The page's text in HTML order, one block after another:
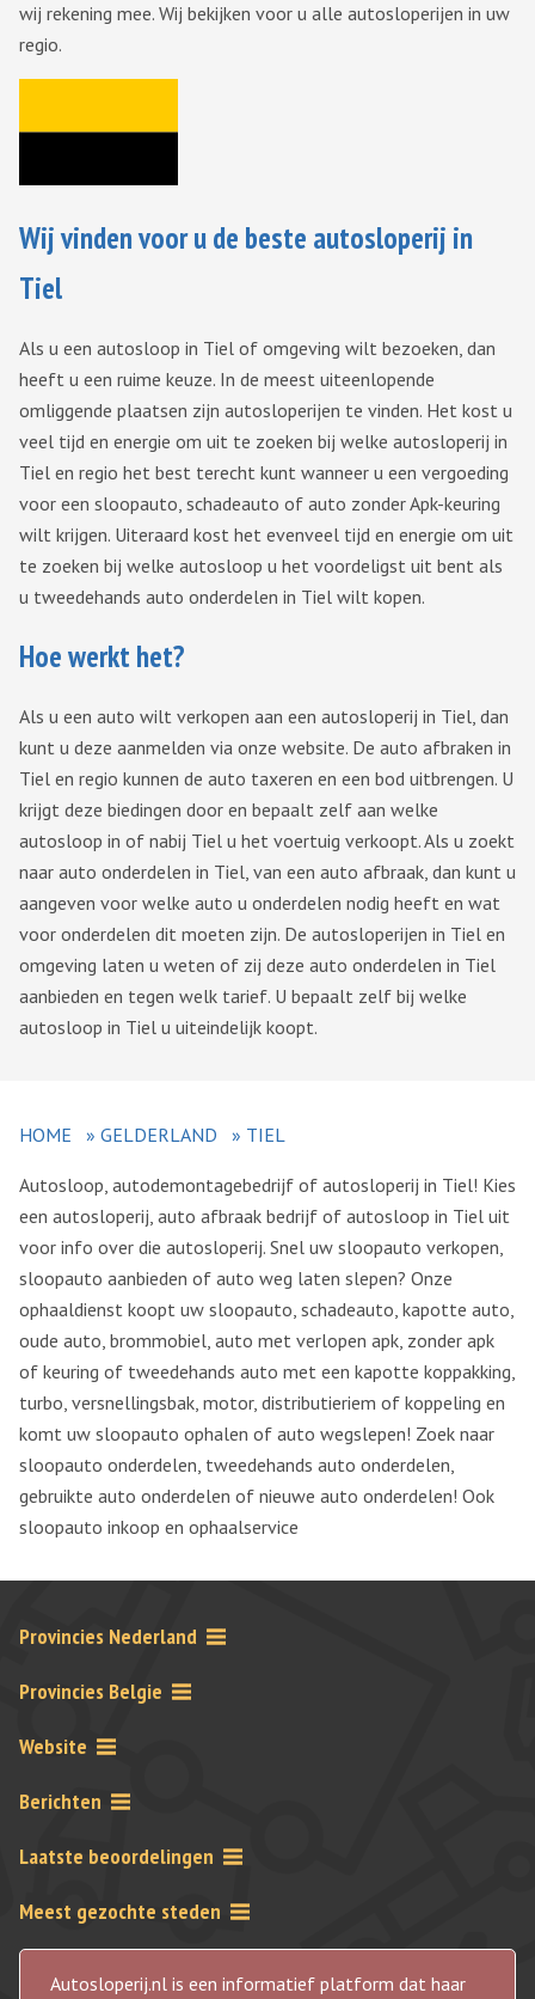
wij rekening mee. Wij bekijken voor u alle autosloperijen in uw
regio.
Wij vinden voor u de beste autosloperij in
Tiel
Als u een autosloop in Tiel of omgeving wilt bezoeken, dan
heeft u een ruime keuze. In de meest uiteenlopende
omliggende plaatsen zijn autosloperijen te vinden. Het kost u
veel tijd en energie om uit te zoeken bij welke autosloperij in
Tiel en regio het best terecht kunt wanneer u een vergoeding
voor een sloopauto, schadeauto of auto zonder Apk-keuring
wilt krijgen. Uiteraard kost het evenveel tijd en energie om uit
te zoeken bij welke autosloop u het voordeligst uit bent als
u tweedehands auto onderdelen in Tiel wilt kopen.
Hoe werkt het?
Als u een auto wilt verkopen aan een autosloperij in Tiel, dan
kunt u deze aanmelden via onze website. De auto afbraken in
Tiel en regio kunnen de auto taxeren en een bod uitbrengen. U
krijgt deze biedingen door en bepaalt zelf aan welke
autosloop in of nabij Tiel u het voertuig verkoopt. Als u zoekt
naar auto onderdelen in Tiel, van een auto afbraak, dan kunt u
aangeven voor welke auto u onderdelen nodig heeft en wat
voor onderdelen dit moeten zijn. De autosloperijen in Tiel en
omgeving laten u weten of zij deze auto onderdelen in Tiel
aanbieden en tegen welk tarief. U bepaalt zelf bij welke
autosloop in Tiel u uiteindelijk koopt.
HOME » GELDERLAND » TIEL
Autosloop, autodemontagebedrijf of autosloperij in Tiel! Kies
een autosloperij, auto afbraak bedrijf of autosloop in Tiel uit
voor info over die autosloperij. Snel uw sloopauto verkopen,
sloopauto aanbieden of auto weg laten slepen? Onze
ophaaldienst koopt uw sloopauto, schadeauto, kapotte auto,
oude auto, brommobiel, auto met verlopen apk, zonder apk
of keuring of tweedehands auto met een kapotte koppakking,
turbo, versnellingsbak, motor, distributieriem of koppeling en
komt uw sloopauto ophalen of auto wegslepen! Zoek naar
sloopauto onderdelen, tweedehands auto onderdelen,
gebruikte auto onderdelen of nieuwe auto onderdelen! Ook
sloopauto inkoop en ophaalservice
Provincies Nederland
Provincies Belgie
Website
Berichten
Laatste beoordelingen
Meest gezochte steden
Autosloperij.nl is een informatief platform dat haar